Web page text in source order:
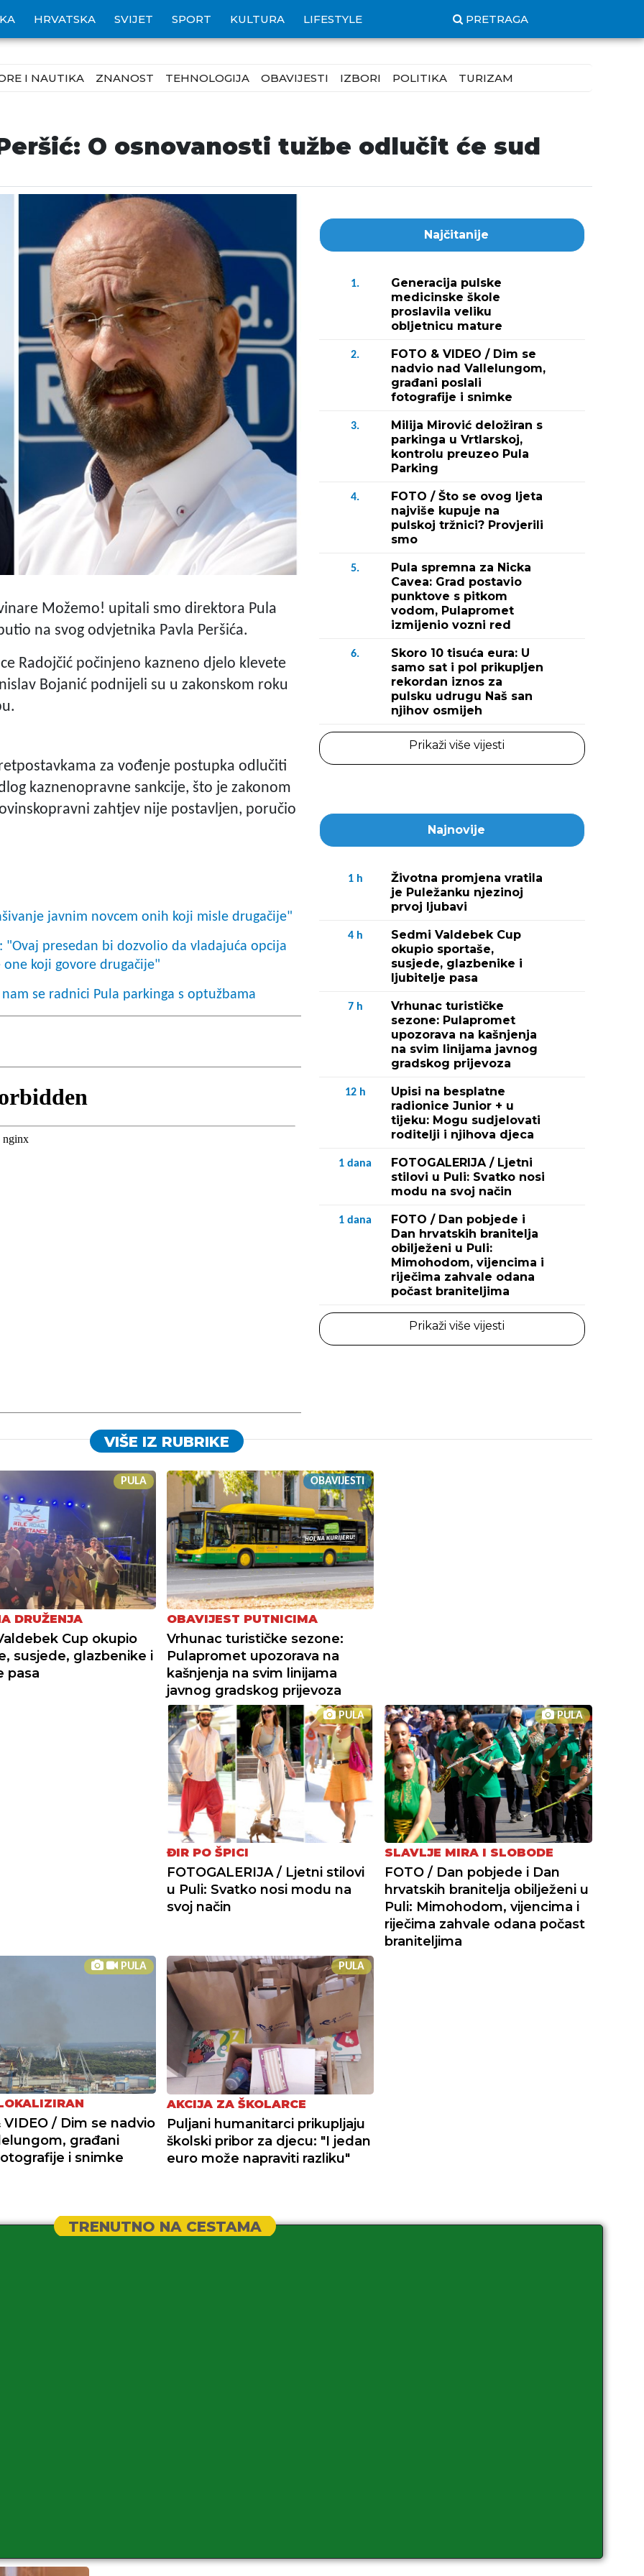
HRVATSKA SVIJET SPORT KULTURA LIFESTYLE PRETRAGA
I NAUTIKA ZNANOST TEHNOLOGIJA OBAVIJESTI IZBORI POLITIKA TURIZAM
O osnovanosti tužbe odlučit će sud
Možemo! upitali smo direktora Pula
na svog odvjetnika Pavla Peršića.
Radojčić počinjeno kazneno djelo klevete
Bojanić podnijeli su u zakonskom roku
za vođenje postupka odlučiti
kaznenopravne sankcije, što je zakonom
zahtjev nije postavljen, poručio
javnim novcem onih koji misle drugačije"
"Ovaj presedan bi dozvolio da vladajuća opcija
koji govore drugačije"
se radnici Pula parkinga s optužbama
Najčitanije
1.
Generacija pulske
medicinske škole
proslavila veliku
obljetnicu mature
2.
FOTO & VIDEO / Dim se
nadvio nad Vallelungom,
građani poslali
fotografije i snimke
3.
Milija Mirović deložiran s
parkinga u Vrtlarskoj,
kontrolu preuzeo Pula
Parking
4.
FOTO / Što se ovog ljeta
najviše kupuje na
pulskoj tržnici? Provjerili
smo
5.
Pula spremna za Nicka
Cavea: Grad postavio
punktove s pitkom
vodom, Pulapromet
izmijenio vozni red
6.
Skoro 10 tisuća eura: U
samo sat i pol prikupljen
rekordan iznos za
pulsku udrugu Naš san
njihov osmijeh
Prikaži više vijesti
Najnovije
1 h
Životna promjena vratila
je Puležanku njezinoj
prvoj ljubavi
4 h
Sedmi Valdebek Cup
okupio sportaše,
susjede, glazbenike i
ljubitelje pasa
7 h
Vrhunac turističke
sezone: Pulapromet
upozorava na kašnjenja
na svim linijama javnog
gradskog prijevoza
12 h
Upisi na besplatne
radionice Junior + u
tijeku: Mogu sudjelovati
roditelji i njihova djeca
1 dana
FOTOGALERIJA / Ljetni
stilovi u Puli: Svatko nosi
modu na svoj način
1 dana
FOTO / Dan pobjede i
Dan hrvatskih branitelja
obilježeni u Puli:
Mimohodom, vijencima i
riječima zahvale odana
počast braniteljima
Prikaži više vijesti
VIŠE IZ RUBRIKE
PULA
DRUŽENJA
Cup okupio
susjede, glazbenike i
pasa
OBAVIJESTI
OBAVIJEST PUTNICIMA
Vrhunac turističke sezone:
Pulapromet upozorava na
kašnjenja na svim linijama
javnog gradskog prijevoza
PULA
ĐIR PO ŠPICI
FOTOGALERIJA / Ljetni stilovi
u Puli: Svatko nosi modu na
svoj način
PULA
SLAVLJE MIRA I SLOBODE
FOTO / Dan pobjede i Dan
hrvatskih branitelja obilježeni u
Puli: Mimohodom, vijencima i
riječima zahvale odana počast
braniteljima
PULA
VIDEO / Dim se nadvio
građani
i snimke
PULA
AKCIJA ZA ŠKOLARCE
Puljani humanitarci prikupljaju
školski pribor za djecu: "I jedan
euro može napraviti razliku"
TRENUTNO NA CESTAMA